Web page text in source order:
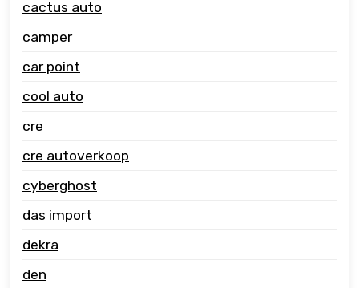
cactus auto
camper
car point
cool auto
cre
cre autoverkoop
cyberghost
das import
dekra
den